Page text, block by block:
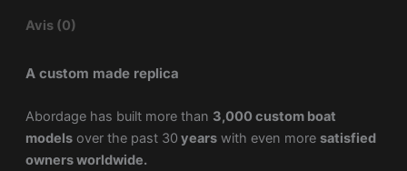
Avis (0)
A custom made replica
Abordage has built more than 3,000 custom boat
modelsover the past 30 yearswith even more satisfied
owners worldwide.